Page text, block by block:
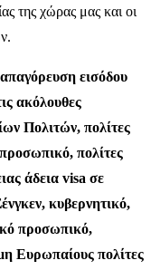
της χώρας μας και οι
εισόδου
ακόλουθες
Πολιτών, πολίτες
πολίτες
άδεια visa σε
κυβερνητικό,
προσωπικό,
Ευρωπαίους πολίτες